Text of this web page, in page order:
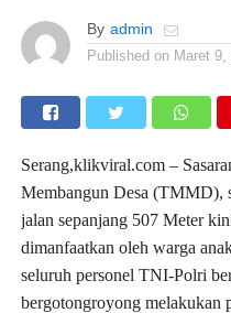
By admin
Published on Maret 9,
Serang,klikviral.com –
Membangun Desa (TMMD),
jalan sepanjang 507 Meter
dimanfaatkan oleh warga
seluruh personel TNI-Polri
bergotongroyong melakukan